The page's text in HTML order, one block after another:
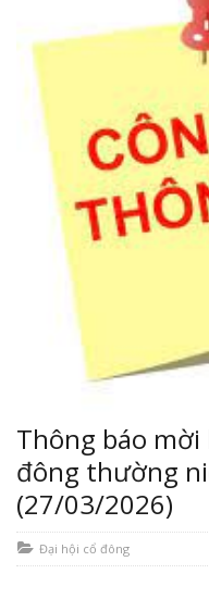
Thông báo
đông thường
(27/03/2026)
Đại hội cổ đông